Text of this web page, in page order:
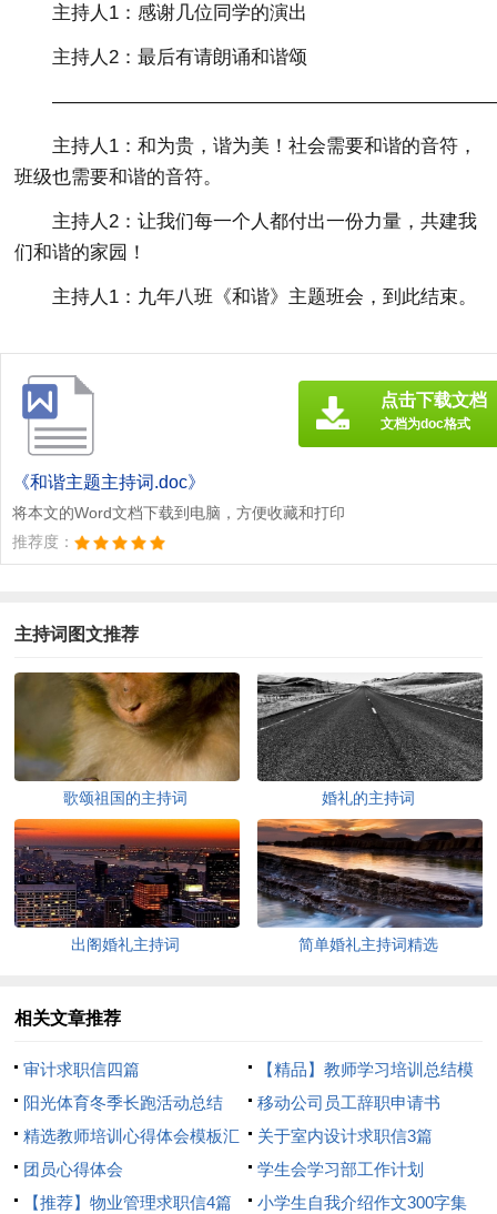
主持人1：感谢几位同学的演出
主持人2：最后有请朗诵和谐颂
主持人1：和为贵，谐为美！社会需要和谐的音符，
班级也需要和谐的音符。
主持人2：让我们每一个人都付出一份力量，共建我
们和谐的家园！
主持人1：九年八班《和谐》主题班会，到此结束。
《和谐主题主持词.doc》
将本文的Word文档下载到电脑，方便收藏和打印
推荐度：
点击下载文档
文档为doc格式
主持词图文推荐
歌颂祖国的主持词 婚礼的主持词
出阁婚礼主持词 简单婚礼主持词精选
相关文章推荐
审计求职信四篇
【精品】教师学习培训总结模
板8篇
阳光体育冬季长跑活动总结
移动公司员工辞职申请书
精选教师培训心得体会模板汇
总8篇
关于室内设计求职信3篇
团员心得体会
学生会学习部工作计划
【推荐】物业管理求职信4篇
小学生自我介绍作文300字集